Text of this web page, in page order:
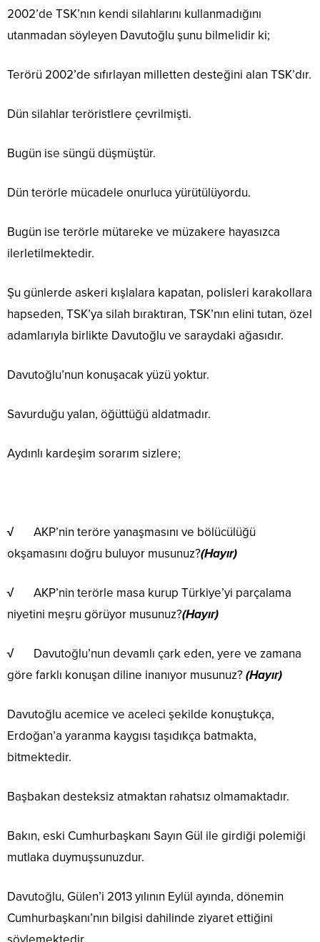
2002’de TSK’nın kendi silahlarını kullanmadığını
utanmadan söyleyen Davutoğlu şunu bilmelidir ki;
Terörü 2002’de sıfırlayan milletten desteğini alan TSK’dır.
Dün silahlar teröristlere çevrilmişti.
Bugün ise süngü düşmüştür.
Dün terörle mücadele onurluca yürütülüyordu.
Bugün ise terörle mütareke ve müzakere hayasızca
ilerletilmektedir.
Şu günlerde askeri kışlalara kapatan, polisleri karakollara
hapseden, TSK’ya silah bıraktıran, TSK’nın elini tutan, özel
adamlarıyla birlikte Davutoğlu ve saraydaki ağasıdır.
Davutoğlu’nun konuşacak yüzü yoktur.
Savurduğu yalan, öğüttüğü aldatmadır.
Aydınlı kardeşim sorarım sizlere;
√ AKP’nin teröre yanaşmasını ve bölücülüğü
okşamasını doğru buluyor musunuz?(Hayır)
√ AKP’nin terörle masa kurup Türkiye’yi parçalama
niyetini meşru görüyor musunuz?(Hayır)
√ Davutoğlu’nun devamlı çark eden, yere ve zamana
göre farklı konuşan diline inanıyor musunuz?(Hayır)
Davutoğlu acemice ve aceleci şekilde konuştukça,
Erdoğan’a yaranma kaygısı taşıdıkça batmakta,
bitmektedir.
Başbakan desteksiz atmaktan rahatsız olmamaktadır.
Bakın, eski Cumhurbaşkanı Sayın Gül ile girdiği polemiği
mutlaka duymuşsunuzdur.
Davutoğlu, Gülen’i 2013 yılının Eylül ayında, dönemin
Cumhurbaşkanı’nın bilgisi dahilinde ziyaret ettiğini